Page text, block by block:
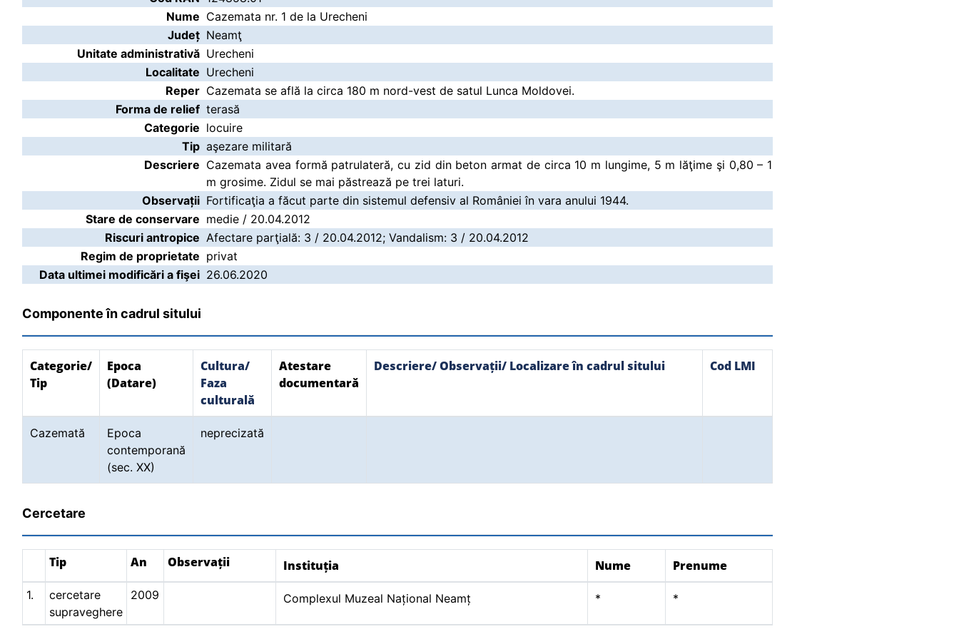
Nume Cazemata nr. 1 de la Urecheni
Județ Neamţ
Unitate administrativă Urecheni
Localitate Urecheni
Reper Cazemata se află la circa 180 m nord-vest de satul Lunca Moldovei.
Forma de relief terasă
Categorie locuire
Tip aşezare militară
Descriere Cazemata avea formă patrulateră, cu zid din beton armat de circa 10 m lungime, 5 m lăţime şi 0,80 – 1
m grosime. Zidul se mai păstrează pe trei laturi.
Observații Fortificaţia a făcut parte din sistemul defensiv al României în vara anului 1944.
Stare de conservare medie / 20.04.2012
Riscuri antropice Afectare parţială: 3 / 20.04.2012; Vandalism: 3 / 20.04.2012
Regim de proprietate privat
Data ultimei modificări a fişei 26.06.2020
Componente în cadrul sitului
Categorie/
Tip
Epoca
(Datare)
Cultura/
Faza
culturală
Atestare
documentară
Descriere/ Observații/ Localizare în cadrul sitului Cod LMI
Cazemată
Epoca
contemporană
(sec. XX)
neprecizată
Cercetare
Tip An Observații Instituția Nume Prenume
1.
cercetare
supraveghere
2009 Complexul Muzeal Național Neamț * *